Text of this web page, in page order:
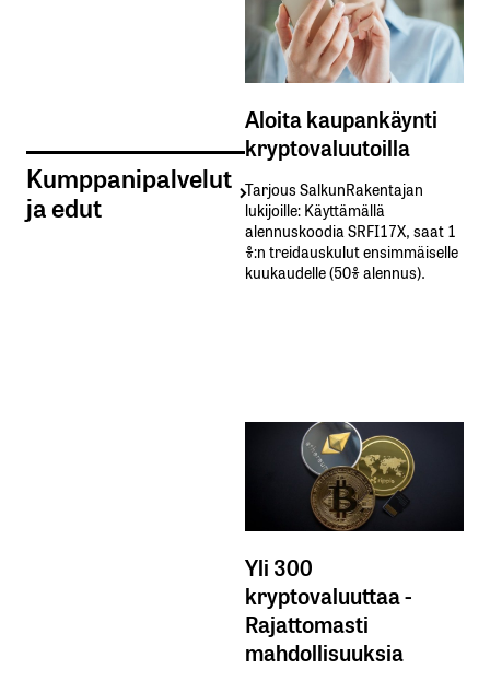
Kumppanipalvelut
ja edut
Aloita kaupankäynti
kryptovaluutoilla
Tarjous SalkunRakentajan
lukijoille: Käyttämällä​ ​
alennuskoodia​ ​SRFI17X,​ ​saat​ ​1
%:n treidauskulut​ ​ensimmäiselle​ ​
kuukaudelle​ ​(50%​ ​alennus).
Yli 300
kryptovaluuttaa -
Rajattomasti
mahdollisuuksia